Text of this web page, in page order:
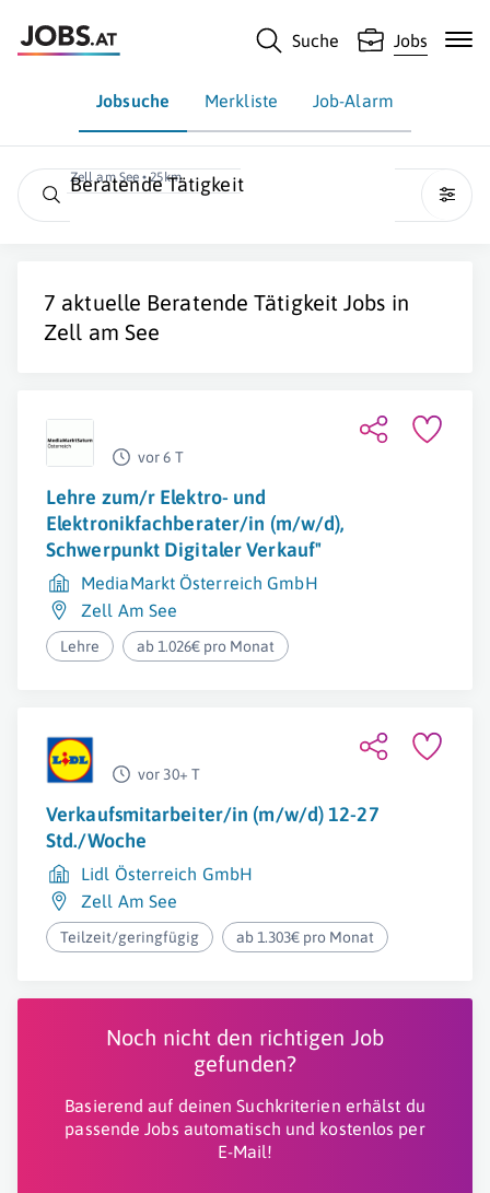
Suche Jobs
Jobsuche Merkliste Job-Alarm
Zell am See • 25km
Beratende Tätigkeit
7 aktuelle Beratende Tätigkeit Jobs in
Zell am See
vor 6 T
Lehre zum/r Elektro- und
Elektronikfachberater/in (m/w/d),
Schwerpunkt Digitaler Verkauf"
MediaMarkt Österreich GmbH
Zell Am See
Lehre ab 1.026€ pro Monat
vor 30+ T
Verkaufsmitarbeiter/in (m/w/d) 12-27
Std./Woche
Lidl Österreich GmbH
Zell Am See
Teilzeit/geringfügig ab 1.303€ pro Monat
Noch nicht den richtigen Job
gefunden?
Basierend auf deinen Suchkriterien erhälst du
passende Jobs automatisch und kostenlos per
E-Mail!